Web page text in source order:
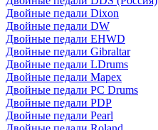
Двойные педали Dixon
Двойные педали DW
Двойные педали EHWD
Двойные педали Gibraltar
Двойные педали LDrums
Двойные педали Mapex
Двойные педали PC Drums
Двойные педали PDP
Двойные педали Pearl